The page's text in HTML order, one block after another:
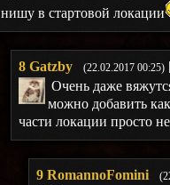
нишу в стартовой локации
8 Gatzby (22.02.2017 00:25)
Очень даже
можно добавить
части локации просто
9 RomannoFomini